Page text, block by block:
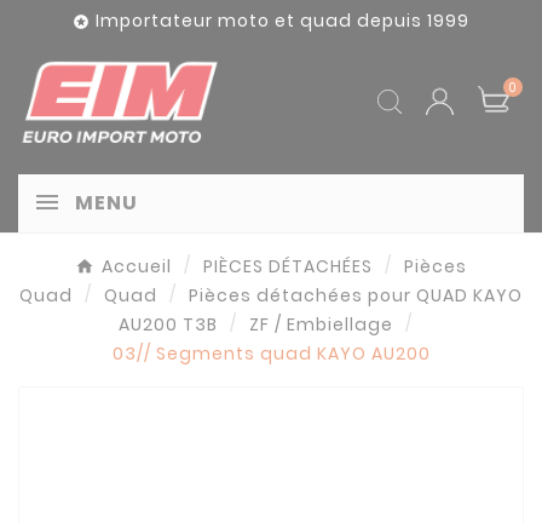
 Importateur moto et quad depuis 1999
0
MENU
Accueil PIÈCES DÉTACHÉES
Pièces
Quad
Quad
Pièces détachées pour QUAD KAYO
AU200 T3B
ZF / Embiellage
03// Segments quad KAYO AU200
Panneau de gestion des cookies